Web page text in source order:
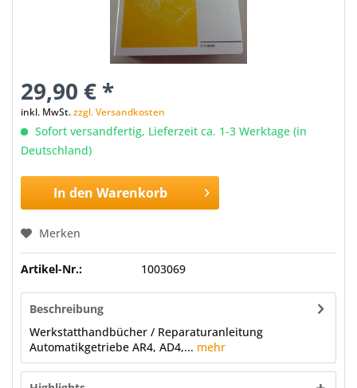
29,90 € *
inkl. MwSt.zzgl. Versandkosten
Sofort versandfertig, Lieferzeit ca. 1-3 Werktage (in
Deutschland)
In den Warenkorb
Merken
Artikel-Nr.: 1003069
Beschreibung
Werkstatthandbücher / Reparaturanleitung
Automatikgetriebe AR4, AD4,... mehr